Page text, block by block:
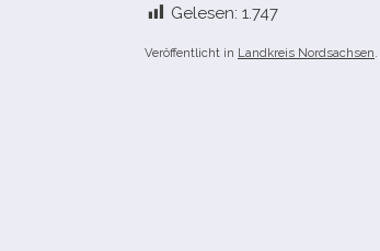
Gelesen: 1.747
Veröffentlicht in Landkreis Nordsachsen